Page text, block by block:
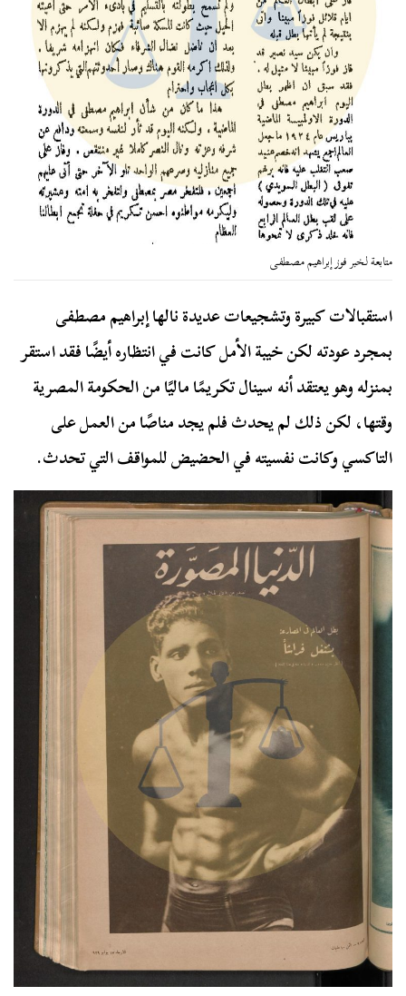
متابعة لخبر فوز إبراهيم مصطفى
استقبالات كبيرة وتشجيعات عديدة نالها إبراهيم مصطفى
بمجرد عودته لكن خيبة الأمل كانت في انتظاره أيضًا فقد استقر
بمنزله وهو يعتقد أنه سينال تكريمًا ماليًا من الحكومة المصرية
وقتها، لكن ذلك لم يحدث فلم يجد مناصًا من العمل على
التاكسي وكانت نفسيته في الحضيض للمواقف التي تحدث.